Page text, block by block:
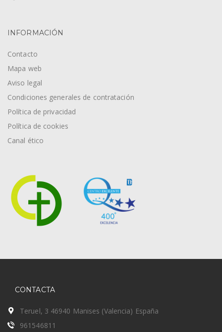
INFORMACIÓN
Contacto
Mapa web
Aviso legal
Condiciones generales de contratación
Política de privacidad
Política de cookies
Canal ético
CONTACTA
Teruel, 3 46940 Manises (Valencia) España
961546811